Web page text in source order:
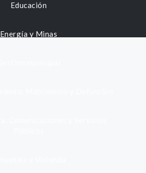
Educación
Energía y Minas